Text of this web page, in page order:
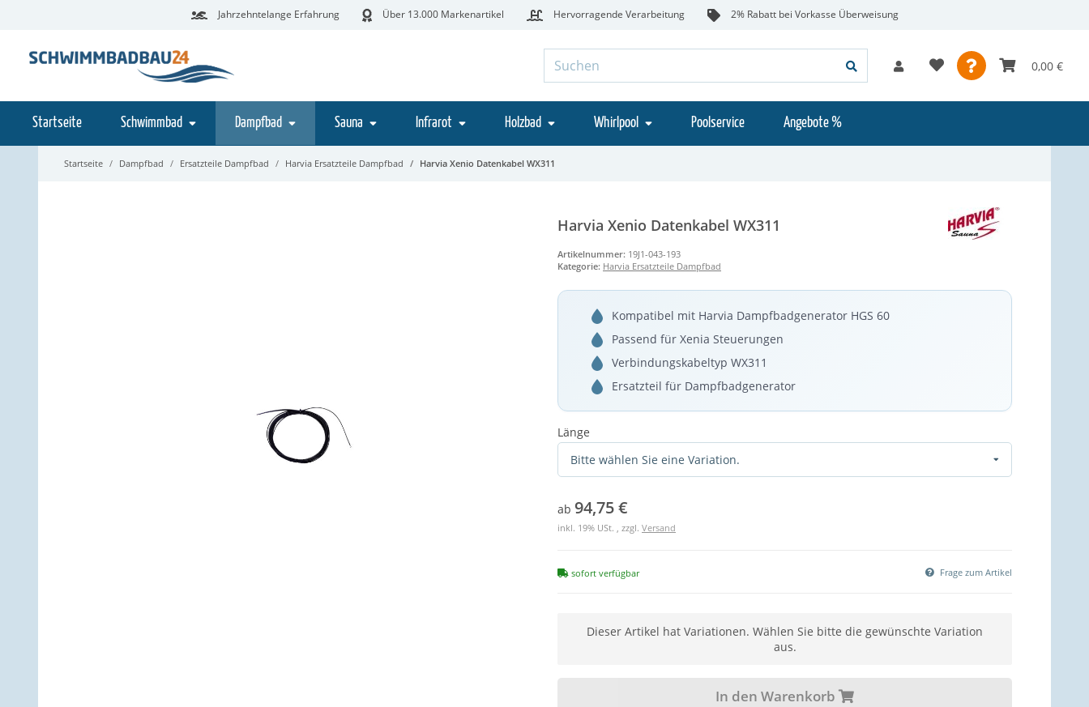
Jahrzehntelange Erfahrung Über 13.000 Markenartikel Hervorragende Verarbeitung 2% Rabatt bei Vorkasse Überweisung
0,00 €
Startseite Schwimmbad Dampfbad Sauna Infrarot Holzbad Whirlpool Poolservice Angebote %
Startseite Dampfbad Ersatzteile Dampfbad Harvia Ersatzteile Dampfbad Harvia Xenio Datenkabel WX311
Harvia Xenio Datenkabel WX311
Artikelnummer: 19J1-043-193
Kategorie: Harvia Ersatzteile Dampfbad
Kompatibel mit Harvia Dampfbadgenerator HGS 60
Passend für Xenia Steuerungen
Verbindungskabeltyp WX311
Ersatzteil für Dampfbadgenerator
Länge
Bitte wählen Sie eine Variation.
ab 94,75 €
inkl. 19% USt. , zzgl. Versand
sofort verfügbar Frage zum Artikel
Dieser Artikel hat Variationen. Wählen Sie bitte die gewünschte Variation
aus.
In den Warenkorb